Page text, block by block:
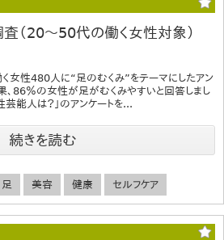
（20～50代の働く女性対象）
女性480人に“足のむくみ”をテーマにしたアン
、86％の女性が足がむくみやすいと回答しまし
芸能人は？」のアンケートを...
続きを読む
足 美容 健康 セルフケア